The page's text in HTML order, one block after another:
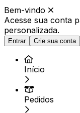
Bem-vindo
Acesse sua conta
personalizada.
Entrar Crie sua conta
Início
Pedidos